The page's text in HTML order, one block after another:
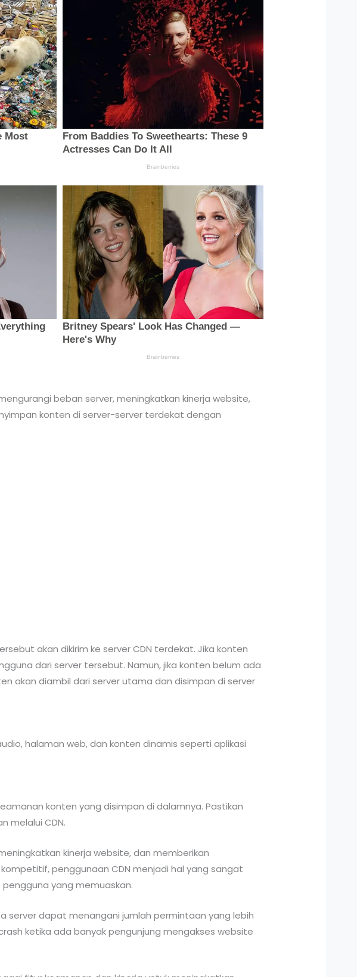
beban server, meningkatkan kinerja website,
konten di server-server terdekat dengan
akan dikirim ke server CDN terdekat. Jika konten
dari server tersebut. Namun, jika konten belum ada
akan diambil dari server utama dan disimpan di server
halaman web, dan konten dinamis seperti aplikasi
konten yang disimpan di dalamnya. Pastikan
melalui CDN.
kinerja website, dan memberikan
penggunaan CDN menjadi hal yang sangat
yang memuaskan.
server dapat menangani jumlah permintaan yang lebih
ketika ada banyak pengunjung mengakses website